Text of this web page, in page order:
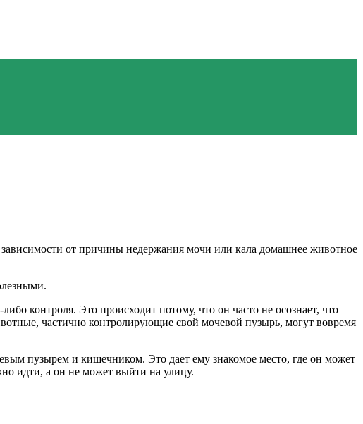
от причины недержания мочи или кала домашнее животное
контроля. Это происходит потому, что он часто не осознает, что
частично контролирующие свой мочевой пузырь, могут вовремя
пузырем и кишечником. Это дает ему знакомое место, где он может
идти, а он не может выйти на улицу.